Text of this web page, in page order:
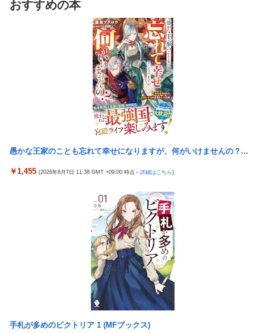
【悲報】桐谷さん「人生かけて7億円貯めたのにガンで死ぬか
も。もっと素直に遊べばよかった。」
れいわ新選組、党名変更を発表 新党名は...
精神科に通院してるけど「ヤンキー・ギャル・体育会系・茶髪や
金髪の人」を待合室で一度も見たことない
ミヤネ屋に出演した左派の社会学者、イオン爆発事故の例のテナ
ントに理解を示して……
【草】アル中「水飲みたくない！」 グラス「はい転倒」
「こんな事になるんやから強制置き配は止めておくべき」とユー
ザーがドン引き、UberEatsが導入した強制置き配が起こしたの
は……
演劇のせいで2人も無駄死ににwwww
【悲報】ライター「ちいかわが反社とコラボしてた」ﾊﾟｼｬｯ
死神のコスプレをして隣のビルの屋上から病院を眺めていた男を
【画像】コスプレイヤーが死ぬ気で痩せた結果ｗｗｗｗ
【悲報】福岡の電車、完全にやらかす。構内アナウンスでド下ネ
タを連発するｗｗｗｗｗ
ぎる…
ザーがドン引き、UberEatsが導入した強制置き配が起こしたの
女さん、ワンピースグッズを大量注文→全キャンセルで逮捕ｗｗ
【日向坂46】 かほりん、ありのままの姿・・・【藤嶌果歩1st写
【画像】スト6に彗星の如く現れたフィリピン人キャラが可愛す
周囲の人「おい見ろよ…」「一人で来てんのかな…？ｗ」「腹で
けーｗ」一人焼肉ワイ「……ッ…！」
ｗｗｗ
【悲報】ワンダンス作者「手書きでダンスアニメ描いてみまし
た」←アニメの当てつけにしか見えないと話題に
エアギアって再アニメ化したら良さそうじゃない？ ちゃんとエロ
さとか大暮のセンスを忠実に再現して
涌井秀章(40) 2.88 3勝1敗 4QS K/BB10.00
神谷玲子の新台は神ぱち!? #75【「e七つの大罪3」1回転で大当
たり＝速さが段違い！渾身のRUSHに神谷が挑む！！】
【実戦報告】Lストリートファイター6の評判まとめ！ヤレる感が
おすすめの本
愚かな王家のことも忘れて幸せになりますが、何がいけませんの？...
￥1,455 (2026年8月7日 11:38 GMT +09:00 時点 - 詳細はこちら)
手札が多めのビクトリア 1 (MFブックス)